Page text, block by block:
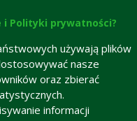
i Polityki prywatności?
używają plików
nasze
oraz zbierać
informacji